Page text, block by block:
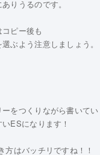
りうるのです。
ピー後も
ぶよう注意しましょう。
をつくりながら書いてい
ESになります！
方はバッチリですね！！